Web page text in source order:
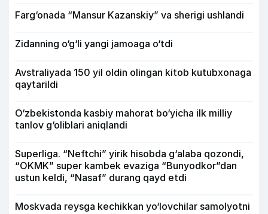
Farg‘onada “Mansur Kazanskiy” va sherigi ushlandi
Zidanning o‘g‘li yangi jamoaga o‘tdi
Avstraliyada 150 yil oldin olingan kitob kutubxonaga
qaytarildi
O‘zbekistonda kasbiy mahorat bo‘yicha ilk milliy
tanlov g‘oliblari aniqlandi
Superliga. “Neftchi” yirik hisobda g‘alaba qozondi,
“OKMK” super kambek evaziga “Bunyodkor”dan
ustun keldi, “Nasaf” durang qayd etdi
Moskvada reysga kechikkan yo‘lovchilar samolyotni